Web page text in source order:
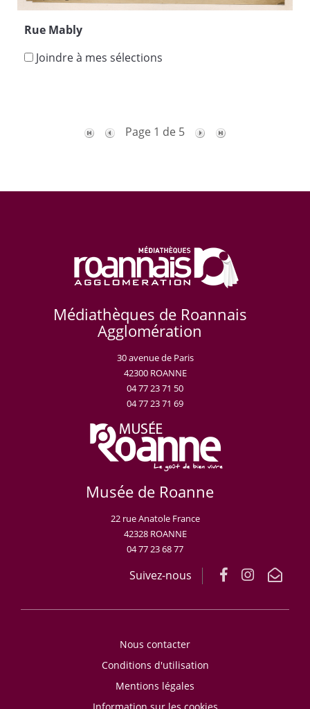
Rue Mably
Joindre à mes sélections
Page 1 de 5
Médiathèques de Roannais
Agglomération
30 avenue de Paris
42300 ROANNE
04 77 23 71 50
04 77 23 71 69
Musée de Roanne
22 rue Anatole France
42328 ROANNE
04 77 23 68 77
Suivez-nous
Nous contacter
Conditions d'utilisation
Mentions légales